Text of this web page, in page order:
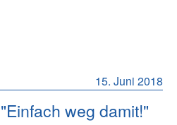
15. Juni 2018
"Einfach weg damit!"